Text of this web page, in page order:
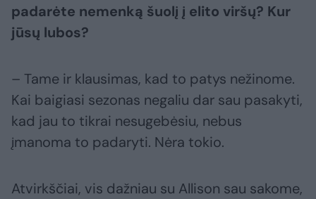
padarėte nemenką šuolį į elito viršų? Kur
jūsų lubos?
– Tame ir klausimas, kad to patys nežinome.
Kai baigiasi sezonas negaliu dar sau pasakyti,
kad jau to tikrai nesugebėsiu, nebus
įmanoma to padaryti. Nėra tokio.
Atvirkščiai, vis dažniau su Allison sau sakome,